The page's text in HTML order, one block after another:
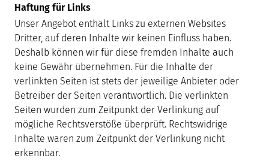
Haftung für Links
Unser Angebot enthält Links zu externen Websites
Dritter, auf deren Inhalte wir keinen Einfluss haben.
Deshalb können wir für diese fremden Inhalte auch
keine Gewähr übernehmen. Für die Inhalte der
verlinkten Seiten ist stets der jeweilige Anbieter oder
Betreiber der Seiten verantwortlich. Die verlinkten
Seiten wurden zum Zeitpunkt der Verlinkung auf
mögliche Rechtsverstöße überprüft. Rechtswidrige
Inhalte waren zum Zeitpunkt der Verlinkung nicht
erkennbar.